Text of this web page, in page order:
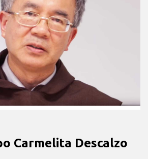
Carmelita Descalzo